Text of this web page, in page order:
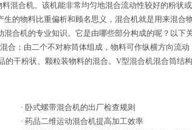
合机。该机能非常均匀地混合流动性较好的粉状
物料比重偏析和顾名思义，混合机就是用来混合
合机的专业知识。它是由哪些部分构成的呢？以下
；由二个不对称筒体组成，物料可作纵横方向流
干粉状、颗粒装物料的混合。V型混合机混合筒结
· 卧式螺带混合机的出厂检查规则
· 药品二维运动混合机提高加工效率